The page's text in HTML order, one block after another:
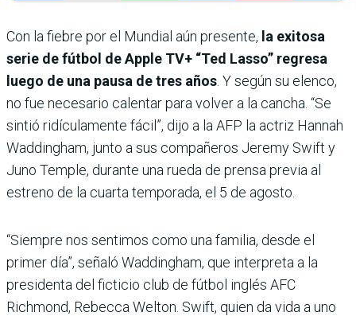
Con la fiebre por el Mundial aún presente, la exitosa
serie de fútbol de Apple TV+ “Ted Lasso” regresa
luego de una pausa de tres años . Y según su elenco,
no fue necesario calentar para volver a la cancha. “Se
sintió ridículamente fácil”, dijo a la AFP la actriz Hannah
Waddingham, junto a sus compañeros Jeremy Swift y
Juno Temple, durante una rueda de prensa previa al
estreno de la cuarta temporada, el 5 de agosto.
“Siempre nos sentimos como una familia, desde el
primer día”, señaló Waddingham, que interpreta a la
presidenta del ficticio club de fútbol inglés AFC
Richmond, Rebecca Welton. Swift, quien da vida a uno